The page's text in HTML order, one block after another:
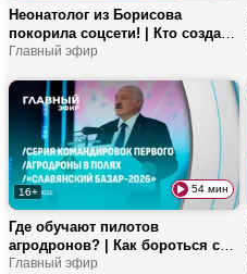
Неонатолог из Борисова
покорила соцсети! | Кто создал
миграционный кризис в
командировки Лукашенко на
Юго-Запад
Главный эфир
16+ 54 мин
Где обучают пилотов
агродронов? | Как бороться с
выгоранием на работе? |
Главный эфир